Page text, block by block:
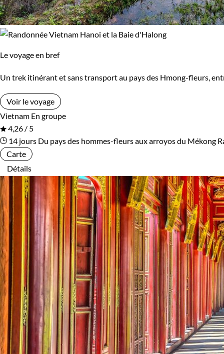
Le voyage en bref
Un trek itinérant et sans transport au pays des Hmong-fleurs,
Voir le voyage
Vietnam En groupe
4,26 / 5
14 jours Du pays des hommes-fleurs aux arroyos du Mékong
Carte
Détails